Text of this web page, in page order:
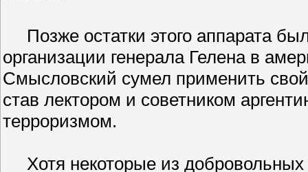
Позже остатки этого аппарата
организации генерала Гелена в
Смысловский сумел применить
став лектором и советником
терроризмом.
Хотя некоторые из добровольных